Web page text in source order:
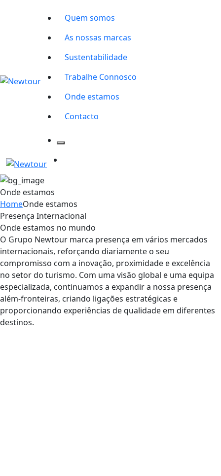
Quem somos
As nossas marcas
Sustentabilidade
Trabalhe Connosco
Onde estamos
Contacto
Onde estamos
HomeOnde estamos
Presença Internacional
Onde estamos no mundo
O Grupo Newtour marca presença em vários mercados
internacionais, reforçando diariamente o seu
compromisso com a inovação, proximidade e excelência
no setor do turismo. Com uma visão global e uma equipa
especializada, continuamos a expandir a nossa presença
além-fronteiras, criando ligações estratégicas e
proporcionando experiências de qualidade em diferentes
destinos.